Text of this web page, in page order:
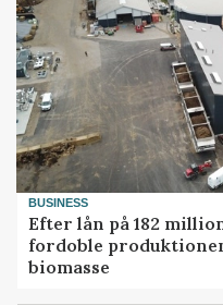
BUSINESS
Efter lån på 182
fordoble
biomasse